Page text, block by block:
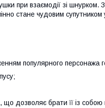
при взаємодії зі
стане чудовим супутником
популярного персонажа
що дозволяє брати її із